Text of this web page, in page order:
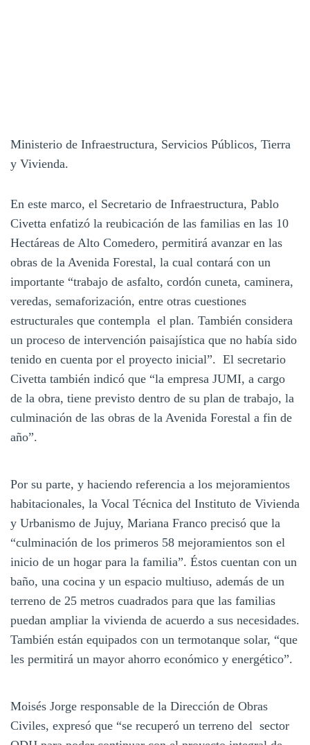
Ministerio de Infraestructura, Servicios Públicos, Tierra
y Vivienda.
En este marco, el Secretario de Infraestructura, Pablo
Civetta enfatizó la reubicación de las familias en las 10
Hectáreas de Alto Comedero, permitirá avanzar en las
obras de la Avenida Forestal, la cual contará con un
importante “trabajo de asfalto, cordón cuneta, caminera,
veredas, semaforización, entre otras cuestiones
estructurales que contempla el plan. También considera
un proceso de intervención paisajística que no había sido
tenido en cuenta por el proyecto inicial”. El secretario
Civetta también indicó que “la empresa JUMI, a cargo
de la obra, tiene previsto dentro de su plan de trabajo, la
culminación de las obras de la Avenida Forestal a fin de
año”.
Por su parte, y haciendo referencia a los mejoramientos
habitacionales, la Vocal Técnica del Instituto de Vivienda
y Urbanismo de Jujuy, Mariana Franco precisó que la
“culminación de los primeros 58 mejoramientos son el
inicio de un hogar para la familia”. Éstos cuentan con un
baño, una cocina y un espacio multiuso, además de un
terreno de 25 metros cuadrados para que las familias
puedan ampliar la vivienda de acuerdo a sus necesidades.
También están equipados con un termotanque solar, “que
les permitirá un mayor ahorro económico y energético”.
Moisés Jorge responsable de la Dirección de Obras
Civiles, expresó que “se recuperó un terreno del sector